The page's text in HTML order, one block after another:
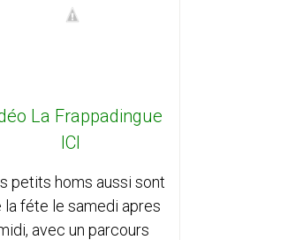
La Frappadingue
ICI
petits homs aussi sont
la féte le samedi apres
avec un parcours